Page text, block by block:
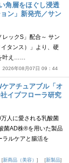
角層をほぐし浸透
ン」新発売／サン
レックS」配合～ サン
タンス）」より、硬
叶え……
2026年08月07日 09：44
アチュアブル「オ
イブフローラ研究
人に愛される乳酸菌
菌AD株®を用いた製品
ラルケアと腸活を
新商品（美容） 新製品